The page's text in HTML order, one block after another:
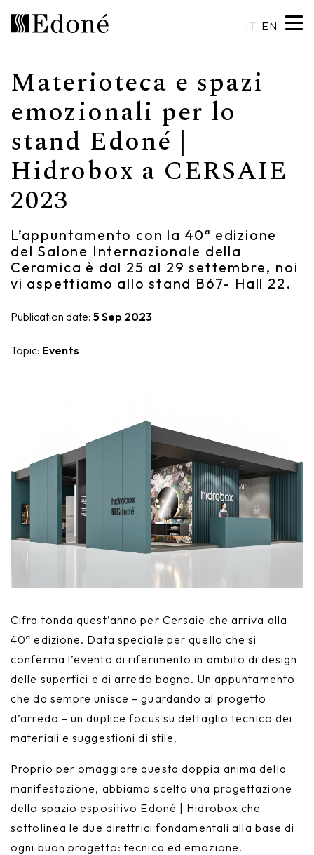
IT EN
Materioteca e spazi
emozionali per lo
stand Edoné |
Hidrobox a CERSAIE
2023
L’appuntamento con la 40ª edizione
del Salone Internazionale della
Ceramica è dal 25 al 29 settembre, noi
vi aspettiamo allo stand B67- Hall 22.
Publication date: 5 Sep 2023
Topic: Events
Cifra tonda quest’anno per Cersaie che arriva alla
40ª edizione. Data speciale per quello che si
conferma l’evento di riferimento in ambito di design
delle superfici e di arredo bagno. Un appuntamento
che da sempre unisce – guardando al progetto
d’arredo – un duplice focus su dettaglio tecnico dei
materiali e suggestioni di stile.
Proprio per omaggiare questa doppia anima della
manifestazione, abbiamo scelto una progettazione
dello spazio espositivo Edoné | Hidrobox che
sottolinea le due direttrici fondamentali alla base di
ogni buon progetto: tecnica ed emozione.
Chrono
Chrono 38/44
Crio
Rea
Giunone
Artemide
Bath-Living
Wall coverings
Bathtubs
Spotlights
Mixers
Sanitary ware
Accessories
Shelves
Furnishing accessories
Made in Italy
Custom Design
Finishes and Materials
Catalogues